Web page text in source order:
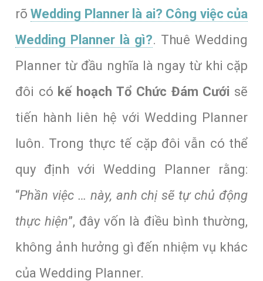
rõWedding Planner là ai? Công việc của
Wedding Planner là gì?. Thuê Wedding
Planner từ đầu nghĩa là ngay từ khi cặp
đôi có kế hoạch Tổ Chức Đám Cưới sẽ
tiến hành liên hệ với Wedding Planner
luôn. Trong thực tế cặp đôi vẫn có thể
quy định với Wedding Planner rằng:
“Phần việc … này, anh chị sẽ tự chủ động
thực hiện”, đây vốn là điều bình thường,
không ảnh hưởng gì đến nhiệm vụ khác
của Wedding Planner.